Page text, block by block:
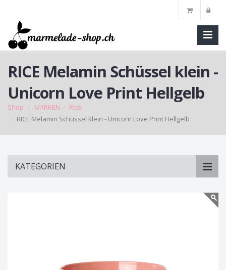
RICE Melamin Schüssel klein -
Unicorn Love Print Hellgelb
Shop MARKEN
Rice
RICE Melamin Schüssel klein - Unicorn Love Print Hellgelb
KATEGORIEN